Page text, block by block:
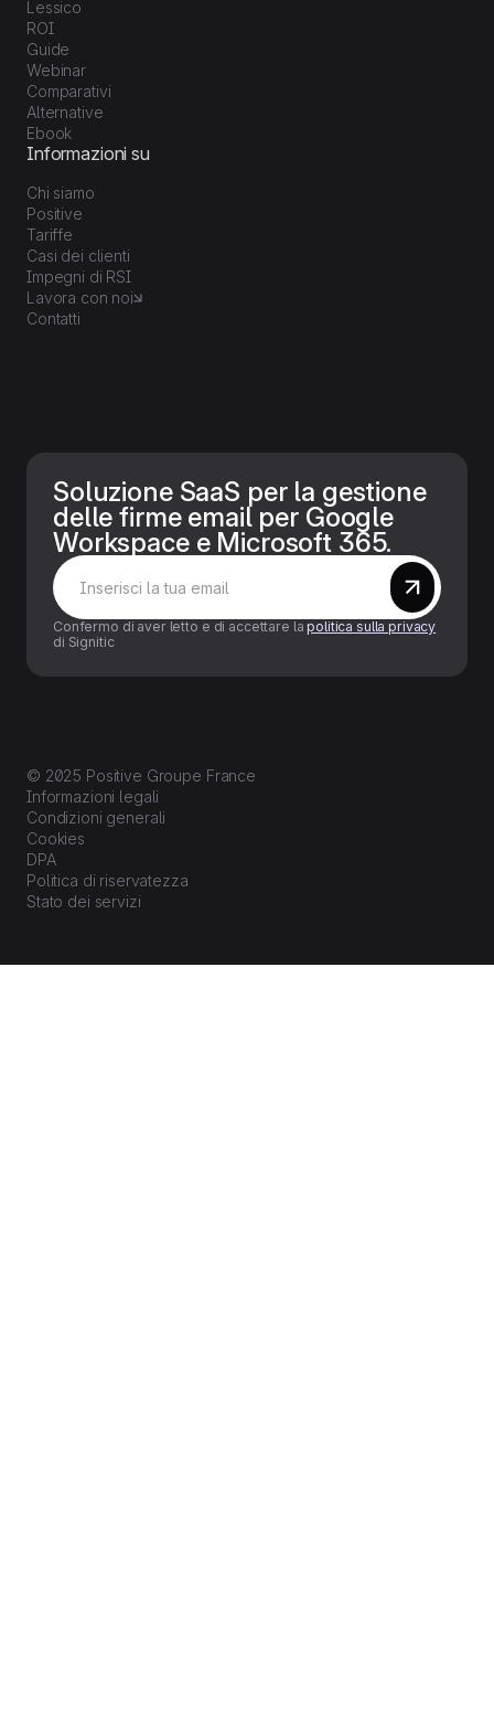
Lessico
ROI
Guide
Webinar
Comparativi
Alternative
Ebook
Informazioni su
Chi siamo
Positive
Tariffe
Casi dei clienti
Impegni di RSI
Lavora con noi
Contatti
Soluzione SaaS per la gestione
delle firme email per Google
Workspace e Microsoft 365.
Confermo di aver letto e di accettare lapolitica sulla privacy
di Signitic
© 2025 Positive Groupe France
Informazioni legali
Condizioni generali
Cookies
DPA
Politica di riservatezza
Stato dei servizi